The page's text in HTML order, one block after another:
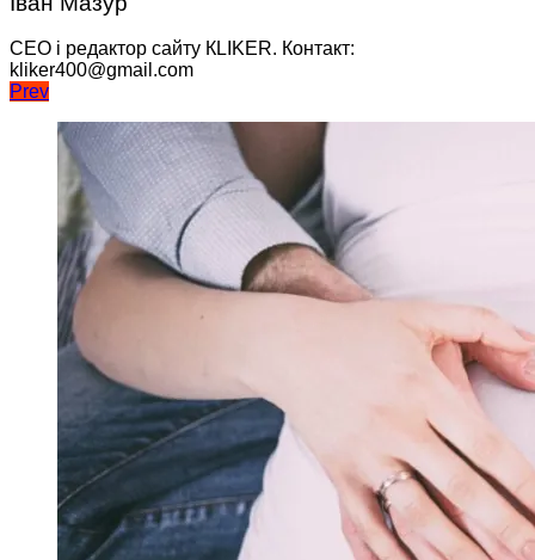
CEO і редактор сайту КLIKER. Контакт:
kliker400@gmail.com
Навігація
записів
Prev